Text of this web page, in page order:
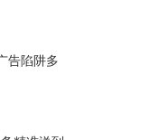
告陷阱多